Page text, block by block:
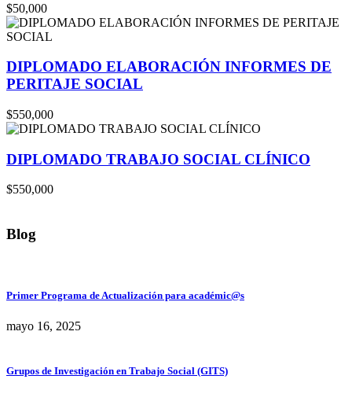
$50,000
DIPLOMADO ELABORACIÓN INFORMES DE
PERITAJE SOCIAL
$550,000
DIPLOMADO TRABAJO SOCIAL CLÍNICO
$550,000
Blog
Primer Programa de Actualización para académic@s
mayo 16, 2025
Grupos de Investigación en Trabajo Social (GITS)